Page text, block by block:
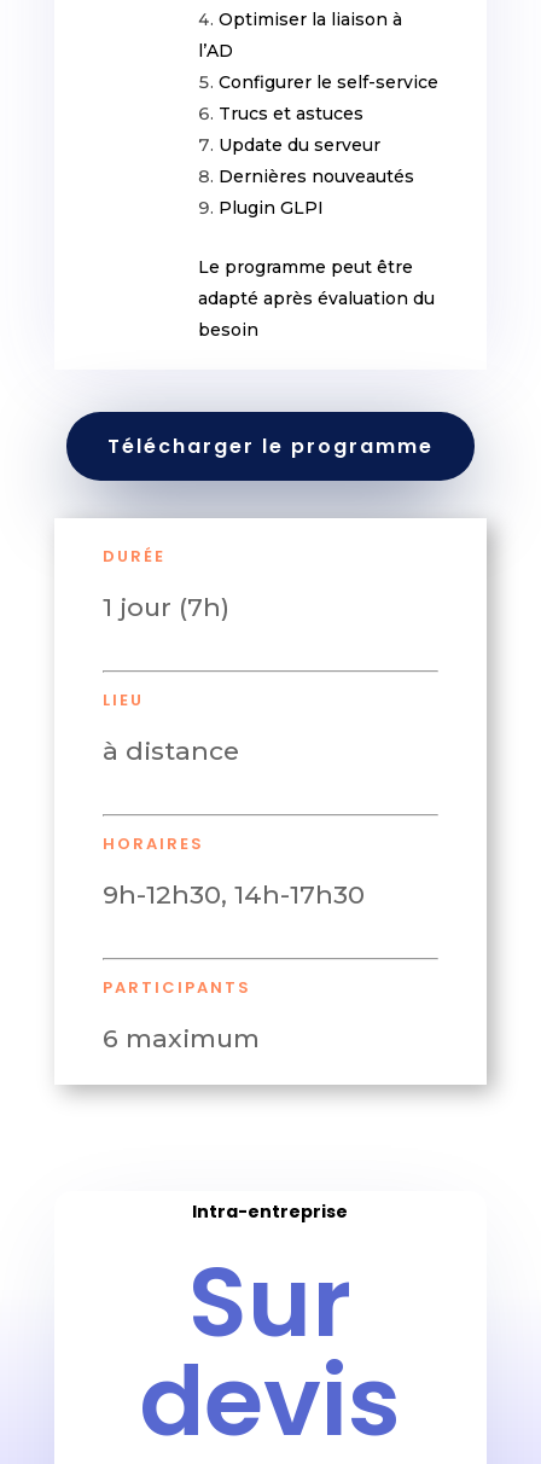
Optimiser la liaison à
l’AD
Configurer le self-service
Trucs et astuces
Update du serveur
Dernières nouveautés
Plugin GLPI
Le programme peut être
adapté après évaluation du
besoin
Télécharger le programme
DURÉE
1 jour (7h)
LIEU
à distance
HORAIRES
9h-12h30, 14h-17h30
PARTICIPANTS
6 maximum
Intra-entreprise
Sur
devis